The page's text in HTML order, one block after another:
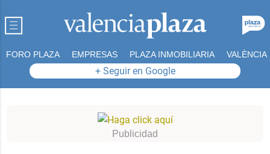
FORO PLAZA EMPRESAS PLAZA INMOBILIARIA VALÈNCIA
+ Seguir en Google